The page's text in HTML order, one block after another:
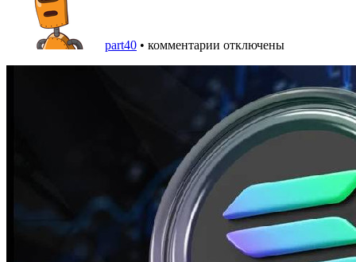
part40 • комментарии отключены